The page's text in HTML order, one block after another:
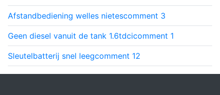
Afstandbediening welles nietescomment 3
Geen diesel vanuit de tank 1.6tdcicomment 1
Sleutelbatterij snel leegcomment 12